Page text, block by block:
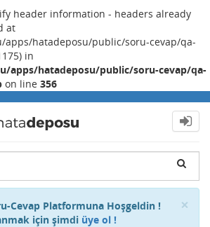
header information - headers already
at
apps/hatadeposu/public/soru-cevap/qa-
in
apps/hatadeposu/public/soru-cevap/qa-
on line 356
×
Cevap Platformuna Hoşgeldin !
için şimdi üye ol !